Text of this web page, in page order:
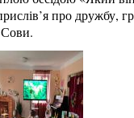
про дружбу,
Сови.